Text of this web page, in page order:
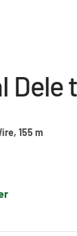
Dele
155 m